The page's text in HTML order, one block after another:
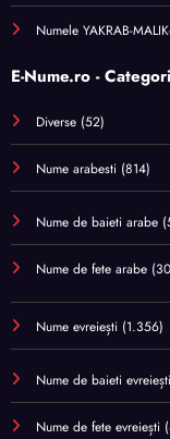
Numele YAKRAB-
E-Nume.ro -
Diverse (52)
Nume arabesti (814)
Nume de baieti arabe
Nume de fete arabe
Nume evreiești (1.356)
Nume de baieti evreiești
Nume de fete evreiești